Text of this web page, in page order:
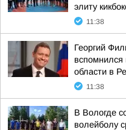
элиту
11:38
Георгий
вспомнился
области в
11:38
В Вологде
волейболу